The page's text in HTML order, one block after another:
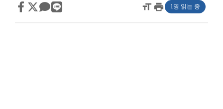
format_sizeprint 1명 읽는 중